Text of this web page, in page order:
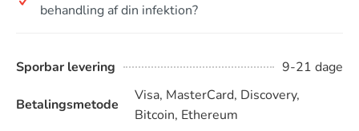
behandling af din infektion?
Sporbar levering 9-21 dage
Betalingsmetode
Visa, MasterCard, Discovery,
Bitcoin, Ethereum